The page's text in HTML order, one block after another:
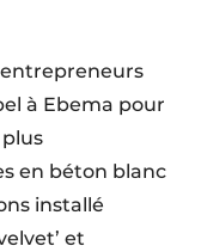
entrepreneurs
à Ebema pour
en béton blanc
installé
et